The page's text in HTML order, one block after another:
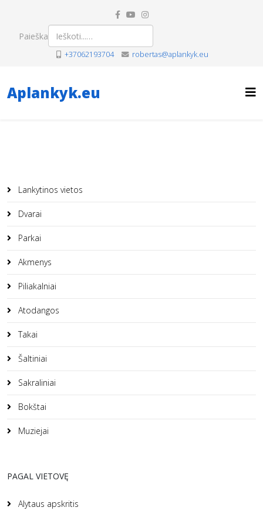
Paieška
+37062193704 robertas@aplankyk.eu
Aplankyk.eu
Lankytinos vietos
Dvarai
Parkai
Akmenys
Piliakalniai
Atodangos
Takai
Šaltiniai
Sakraliniai
Bokštai
Muziejai
PAGAL VIETOVĘ
Alytaus apskritis